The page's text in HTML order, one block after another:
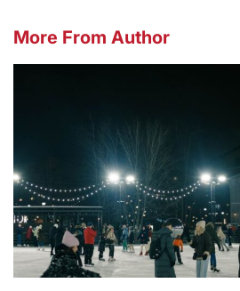
More From Author